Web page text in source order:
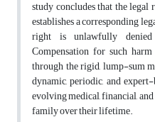
study concludes that the
establishes a corresponding
right is unlawfully
Compensation for such
through the rigid, lump-sum
dynamic, periodic, and
evolving medical, financial,
family over their lifetime.